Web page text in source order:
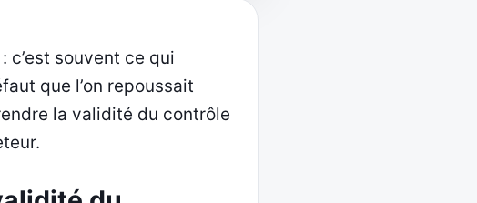
c’est souvent ce qui
que l’on repoussait
la validité du contrôle